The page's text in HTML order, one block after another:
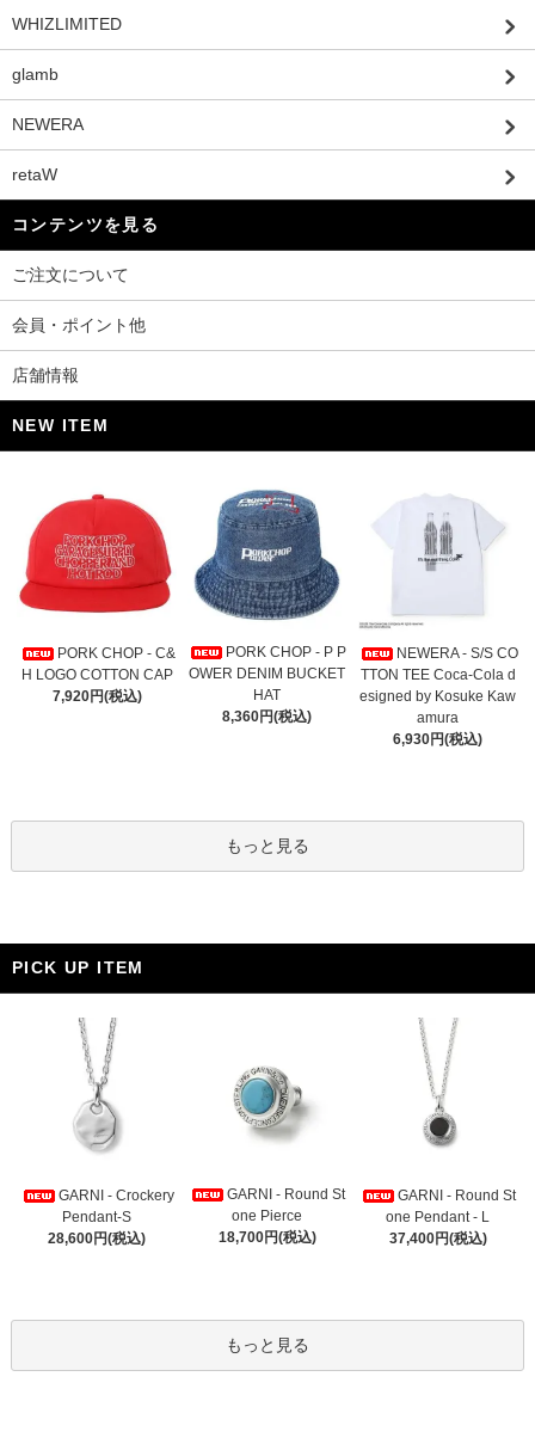
WHIZLIMITED
glamb
NEWERA
retaW
コンテンツを見る
ご注文について
会員・ポイント他
店舗情報
NEW ITEM
PORK CHOP - C&
H LOGO COTTON CAP
7,920円(税込)
PORK CHOP - P P
OWER DENIM BUCKET
HAT
8,360円(税込)
NEWERA - S/S CO
TTON TEE Coca-Cola d
esigned by Kosuke Kaw
amura
6,930円(税込)
もっと見る
PICK UP ITEM
GARNI - Crockery
Pendant-S
28,600円(税込)
GARNI - Round St
one Pierce
18,700円(税込)
GARNI - Round St
one Pendant - L
37,400円(税込)
もっと見る